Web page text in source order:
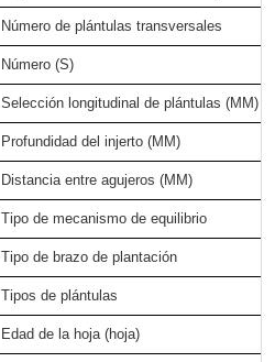
Número de plántulas transversales
Número (S)
Selección longitudinal de plántulas (MM)
Profundidad del injerto (MM)
Distancia entre agujeros (MM)
Tipo de mecanismo de equilibrio
Tipo de brazo de plantación
Tipos de plántulas
Edad de la hoja (hoja)